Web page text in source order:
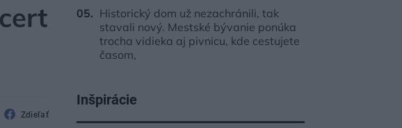
Zdieľať
Historický dom už nezachránili, tak
stavali nový. Mestské bývanie ponúka
trocha vidieka aj pivnicu, kde cestujete
časom,
Inšpirácie